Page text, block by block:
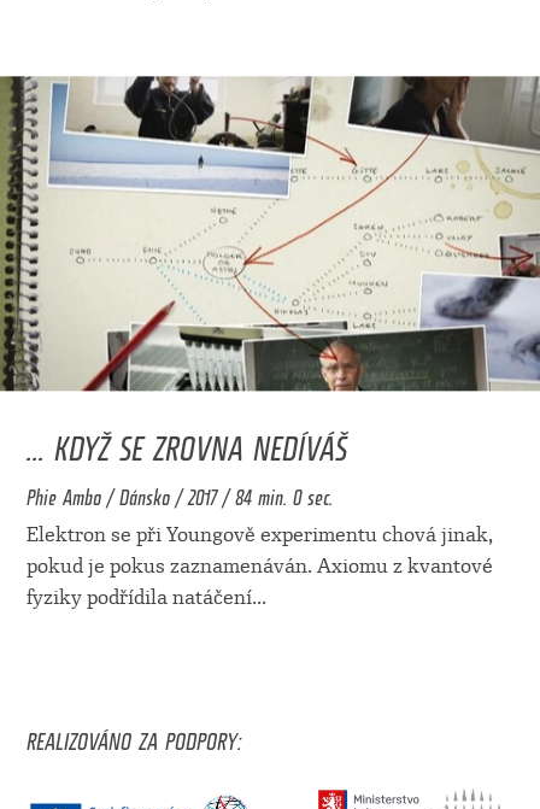
... KDYŽ SE ZROVNA NEDÍVÁŠ
Phie Ambo / Dánsko / 2017 / 84 min. 0 sec.
Elektron se při Youngově experimentu chová jinak,
pokud je pokus zaznamenáván. Axiomu z kvantové
fyziky podřídila natáčení...
REALIZOVÁNO ZA PODPORY: